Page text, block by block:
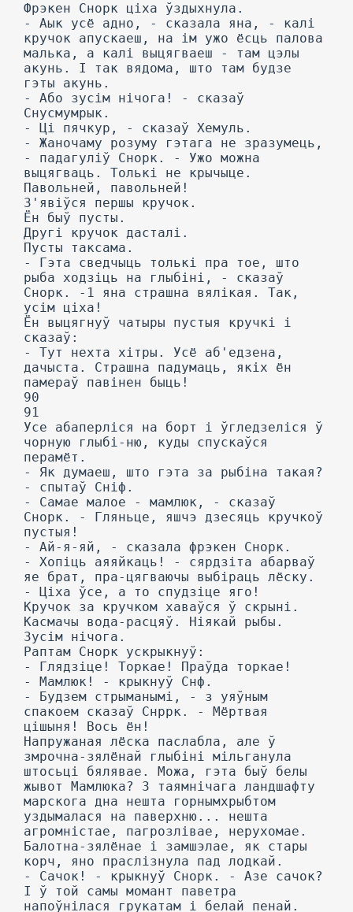
Фрэкен Снорк ціха ўздыхнула.
- Аык усё адно, - сказала яна, - калі
кручок апускаеш, на ім ужо ёсць палова
малька, а калі выцягваеш - там цэлы
акунь. I так вядома, што там будзе
гэты акунь.
- Або зусім нічога! - сказаў
Снусмумрык.
- Ці пячкур, - сказаў Хемуль.
- Жаночаму розуму гэтага не зразумець,
- падагуліў Снорк. - Ужо можна
выцягваць. Толькі не крычыце.
Павольней, павольней!
З'явіўся першы кручок.
Ён быў пусты.
Другі кручок дасталі.
Пусты таксама.
- Гэта сведчыць толькі пра тое, што
рыба ходзіць на глыбіні, - сказаў
Снорк. -1 яна страшна вялікая. Так,
усім ціха!
Ён выцягнуў чатыры пустыя кручкі і
сказаў:
- Тут нехта хітры. Усё аб'едзена,
дачыста. Страшна падумаць, якіх ён
памераў павінен быць!
90
91
Усе абаперліся на борт і ўгледзеліся ў
чорную глыбі-ню, куды спускаўся
перамёт.
- Як думаеш, што гэта за рыбіна такая?
- спытаў Сніф.
- Самае малое - мамлюк, - сказаў
Снорк. - Гляньце, яшчэ дзесяць кручкоў
пустыя!
- Ай-я-яй, - сказала фрэкен Снорк.
- Хопіць аяяйкаць! - сярдзіта абарваў
яе брат, пра-цягваючы выбіраць лёску.
- Ціха ўсе, а то спудзіце яго!
Кручок за кручком хаваўся ў скрыні.
Касмачы вода-расцяў. Ніякай рыбы.
Зусім нічога.
Раптам Снорк ускрыкнуў:
- Глядзіце! Торкае! Праўда торкае!
- Мамлюк! - крыкнуў Снф.
- Будзем стрыманымі, - з уяўным
спакоем сказаў Снррк. - Мёртвая
цішыня! Вось ён!
Напружаная лёска паслабла, але ў
змрочна-зялёнай глыбіні мільганула
штосьці бялявае. Можа, гэта быў белы
жывот Мамлюка? 3 таямнічага ландшафту
марскога дна нешта горнымхрыбтом
уздымалася на паверхню... нешта
агромністае, пагрозлівае, нерухомае.
Балотна-зялёнае і замшэлае, як стары
корч, яно праслізнула пад лодкай.
- Сачок! - крыкнуў Снорк. - Азе сачок?
I ў той самы момант паветра
напоўнілася грукатам і белай пенай.